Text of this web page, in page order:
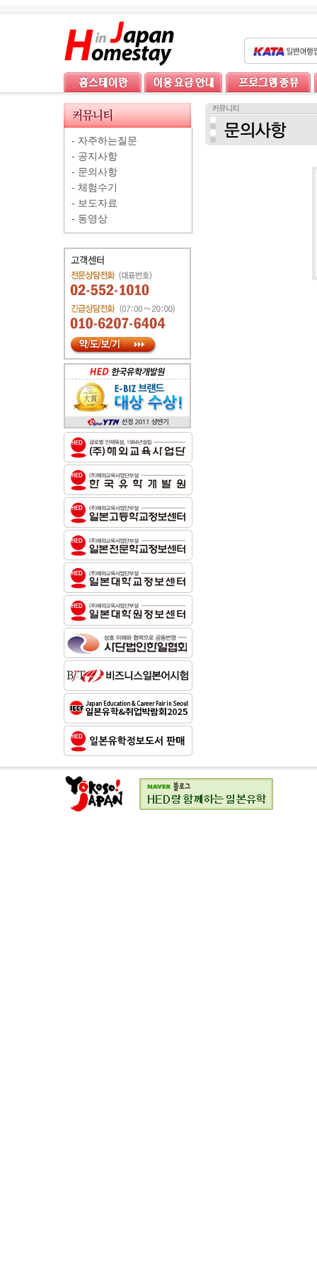
- 자주하는질문
- 공지사항
- 문의사항
- 체험수기
- 보도자료
- 동영상